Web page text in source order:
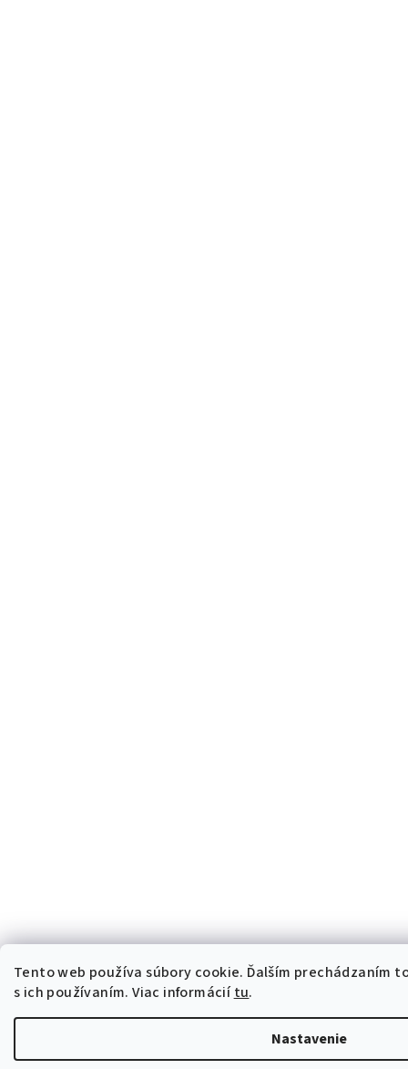
Tento web používa súbory cookie. Ďalším prechádzaním
s ich používaním. Viac informáciítu.
Nastavenie